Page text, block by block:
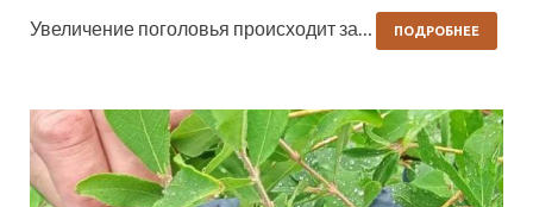
Увеличение поголовья происходит за… ПОДРОБНЕЕ